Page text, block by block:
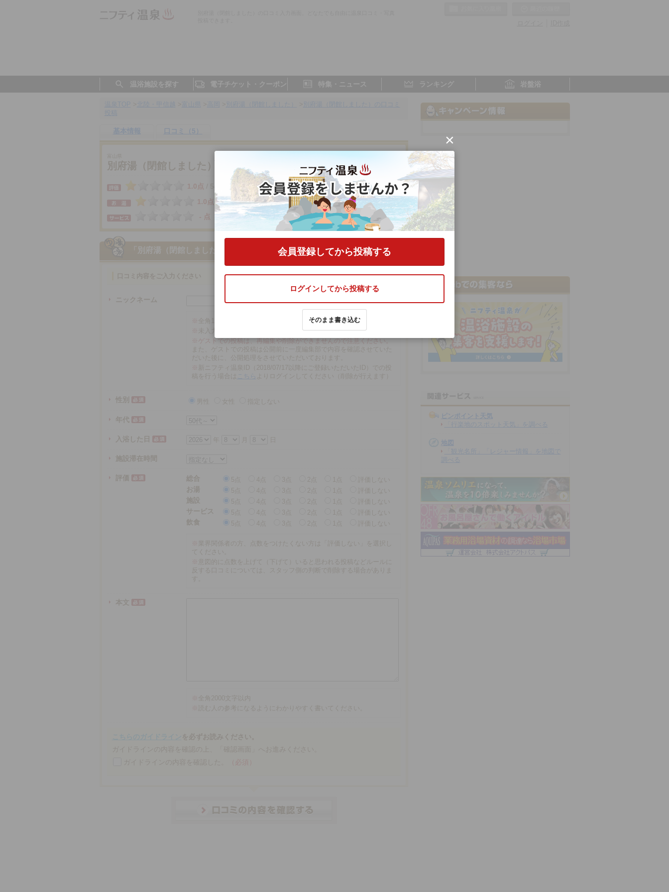
温浴施設を探す 電子チケット・クーポン 特集・ニュース ランキング 岩盤浴
基本情報 口コミ（5）
別府湯（閉館しました）
1.0点 / 5件 富山県／高岡
1.0点
- 点
- 点
- 点
「別府湯（閉館しました）」 の口コミをする
ニックネーム
※ 全角16文字以内
※ 未入力の場合、匿名で投稿されます。
※ゲストでの投稿は、再編集や削除ができませんので注意ください。
また、ゲストでの投稿は公開前に一度編集部で内容を確認させていた
だいた後に、公開処理をさせていただいております。
※ 新ニフティ温泉ID（2018/07/17以降にご登録いただいたID）での投
稿を行う場合は
こちら よりログインしてください（削除が行えます）
性別 男性 女性 指定しない
年代
入浴した日 年
施設滞在時間
評価 総合 5点 3点 2点 1点
評価しない
お湯
5点 3点 2点 1点
評価しない
施設
5点 3点 2点 1点
評価しない
サービス
5点 3点 2点 1点
評価しない
飲食
5点 3点 2点 1点 評価しない
※ 業界関係者の方、点数をつけたくない方は「評価しない」を選択し
てください。
※ 意図的に点数を上げて（下げて）いると思われる投稿などルールに
反する口コミについては、スタッフ側の判断で削除する場合がありま
本文
※ 全角2000文字以内
※ 読む人の参考になるようにわかりやすく書いてください。
（必須）
ピンポイント天気
「行楽地のスポット天気」を調べる
地図
「観光名所」「レジャー情報」を地図で
調べる
×
会員登録してから投稿する
ログインしてから投稿する
そのまま書き込む